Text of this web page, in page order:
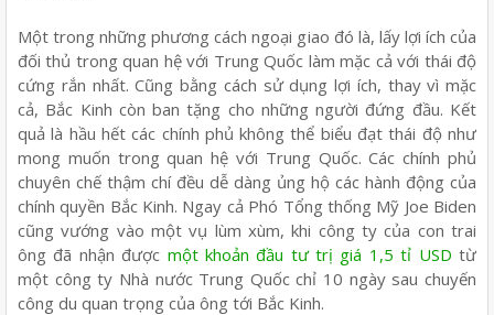
Một trong những phương cách ngoại giao đó là, lấy lợi ích của
đối thủ trong quan hệ với Trung Quốc làm mặc cả với thái độ
cứng rắn nhất. Cũng bằng cách sử dụng lợi ích, thay vì mặc
cả, Bắc Kinh còn ban tặng cho những người đứng đầu. Kết
quả là hầu hết các chính phủ không thể biểu đạt thái độ như
mong muốn trong quan hệ với Trung Quốc. Các chính phủ
chuyên chế thậm chí đều dễ dàng ủng hộ các hành động của
chính quyền Bắc Kinh. Ngay cả Phó Tổng thống Mỹ Joe Biden
cũng vướng vào một vụ lùm xùm, khi công ty của con trai
ông đã nhận được một khoản đầu tư trị giá 1,5 tỉ USD từ
một công ty Nhà nước Trung Quốc chỉ 10 ngày sau chuyến
công du quan trọng của ông tới Bắc Kinh.